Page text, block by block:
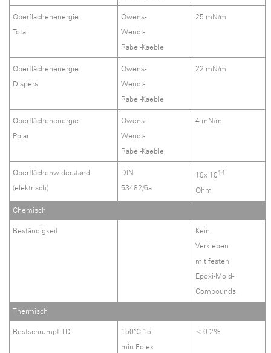
Oberflächenenergie
Total
Owens-
Wendt-
Rabel-Kaeble
25 mN/m
Oberflächenenergie
Dispers
Owens-
Wendt-
Rabel-Kaeble
22 mN/m
Oberflächenenergie
Polar
Owens-
Wendt-
Rabel-Kaeble
4 mN/m
Oberflächenwiderstand
(elektrisch)
DIN
53482/6a
10x 1014
Ohm
Chemisch
Beständigkeit
Kein
Verkleben
mit festen
Epoxi-Mold-
Compounds.
Thermisch
Restschrumpf TD
150°C 15
min Folex
< 0.2%